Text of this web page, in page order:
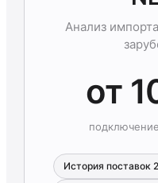
Анализ
от
История поставок